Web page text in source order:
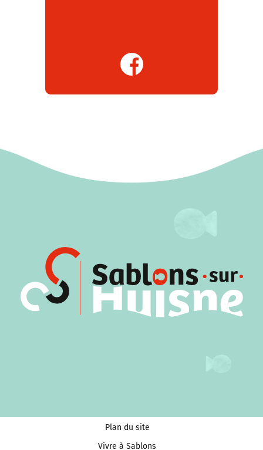
Plan du site
Vivre à Sablons